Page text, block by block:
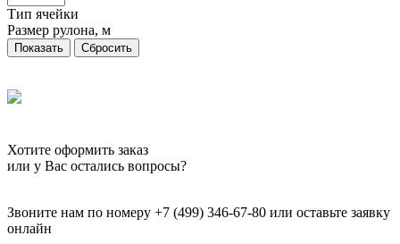
Тип ячейки
Размер рулона, м
Сбросить
Хотите оформить заказ
или у Вас остались вопросы?
Звоните нам по номеру +7 (499) 346-67-80 или оставьте заявку
онлайн